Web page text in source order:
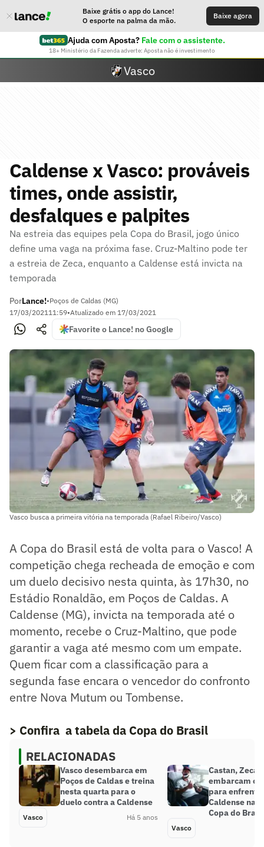
Baixe grátis o app do Lance!
O esporte na palma da mão.
Baixe agora
Ajuda com Aposta? Fale com o assistente.
18+ Ministério da Fazenda adverte: Aposta não é investimento
Vasco
Caldense x Vasco: prováveis
times, onde assistir,
desfalques e palpites
Na estreia das equipes pela Copa do Brasil, jogo único
define uma vaga na próxima fase. Cruz-Maltino pode ter
a estreia de Zeca, enquanto a Caldense está invicta na
temporada
PorLance!•Poços de Caldas (MG)
17/03/202111:59•Atualizado em 17/03/2021
Favorite o Lance! no Google
Vasco busca a primeira vitória na temporada (Rafael Ribeiro/Vasco)
A Copa do Brasil está de volta para o Vasco! A
competição chega recheada de emoção e com
um duelo decisivo nesta quinta, às 17h30, no
Estádio Ronaldão, em Poços de Caldas. A
Caldense (MG), invicta na temporada até o
momento, recebe o Cruz-Maltino, que pode
garantir a vaga até mesmo com um empate.
Quem ficar com a classificação para a
segunda fase encara o vencedor do confronto
entre Nova Mutum ou Tombense.
> Confira a tabela da Copa do Brasil
RELACIONADAS
Vasco desembarca em
Poços de Caldas e treina
nesta quarta para o
duelo contra a Caldense
Vasco Há 5 anos
Castan, Zeca
embarcam
para
Caldense na
Copa do Brasil
Vasco